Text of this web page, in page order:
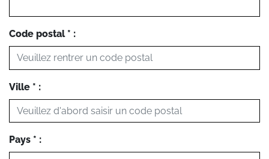
Code postal * :
Ville * :
Pays * :